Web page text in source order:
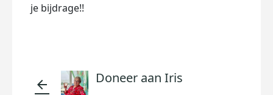
je bijdrage!!
arrow_back Doneer aan Iris